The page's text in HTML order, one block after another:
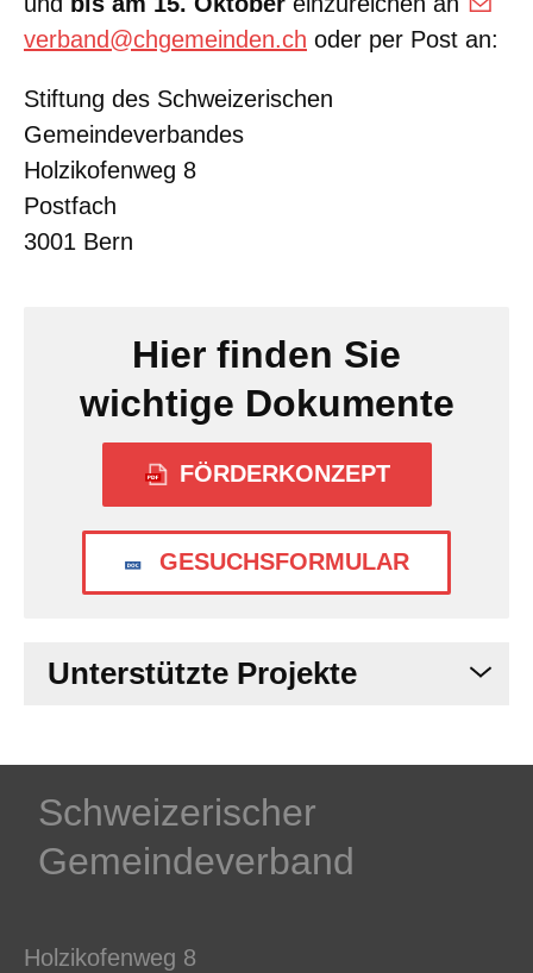
v rb nd chg m nd n ch oder per Post an:
Stiftung des Schweizerischen
Gemeindeverbandes
Holzikofenweg 8
Postfach
3001 Bern
Hier finden Sie
wichtige Dokumente
FÖRDERKONZEPT
GESUCHSFORMULAR
Unterstützte Projekte
Schweizerischer
Gemeindeverband
Holzikofenweg 8